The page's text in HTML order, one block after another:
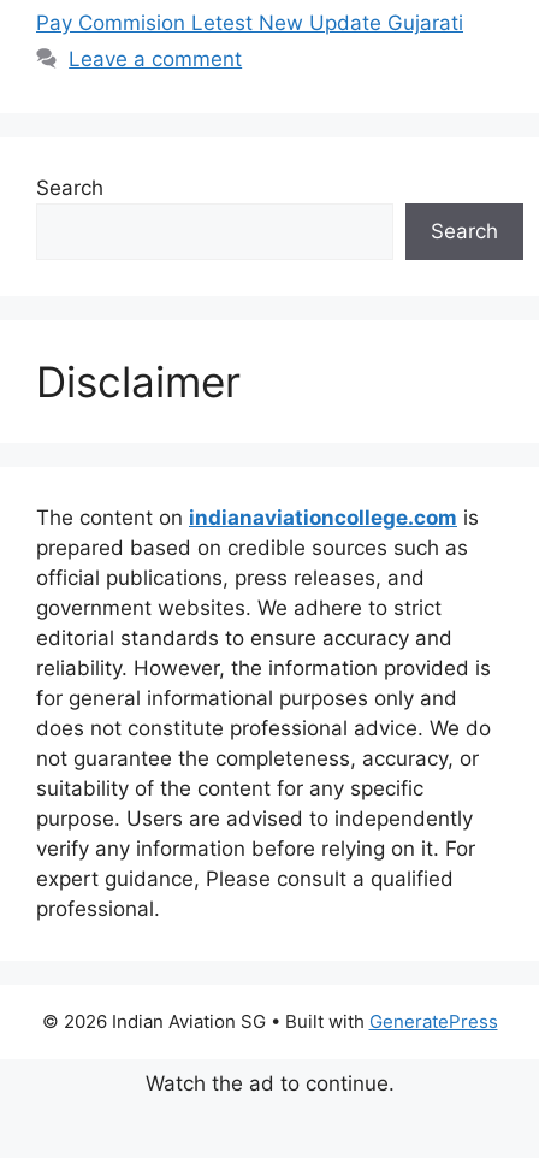
Pay Commision Letest New Update Gujarati
Leave a comment
Search
Search
Disclaimer
The content on indianaviationcollege.com is
prepared based on credible sources such as
official publications, press releases, and
government websites. We adhere to strict
editorial standards to ensure accuracy and
reliability. However, the information provided is
for general informational purposes only and
does not constitute professional advice. We do
not guarantee the completeness, accuracy, or
suitability of the content for any specific
purpose. Users are advised to independently
verify any information before relying on it. For
expert guidance, Please consult a qualified
professional.
© 2026 Indian Aviation SG• Built with GeneratePress
Watch the ad to continue.